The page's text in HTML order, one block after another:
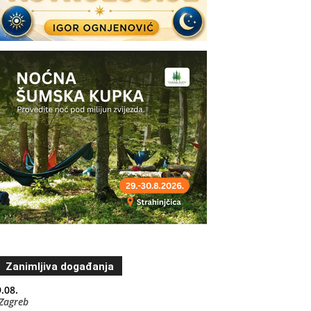
Zanimljiva događanja